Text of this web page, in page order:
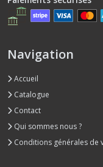
Navigation
Accueil
Catalogue
Contact
Qui sommes nous ?
Conditions générales de